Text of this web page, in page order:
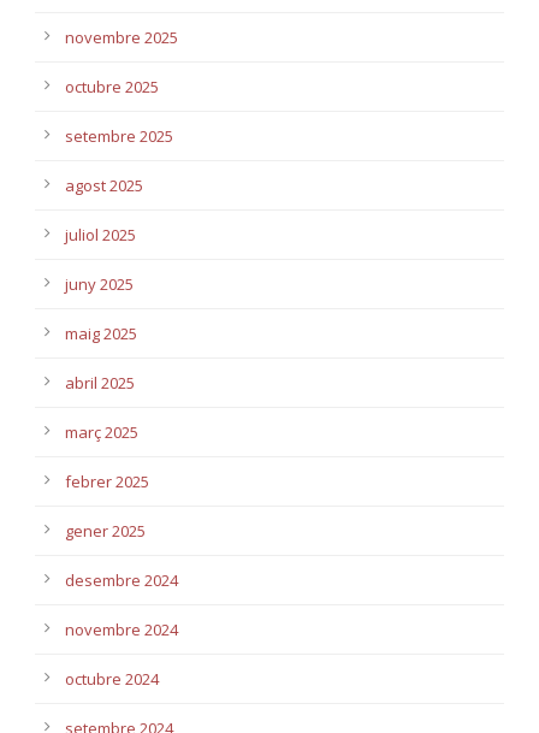
novembre 2025
octubre 2025
setembre 2025
agost 2025
juliol 2025
juny 2025
maig 2025
abril 2025
març 2025
febrer 2025
gener 2025
desembre 2024
novembre 2024
octubre 2024
setembre 2024